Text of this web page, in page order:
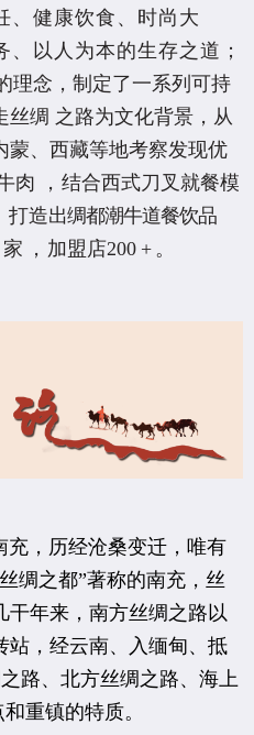
、健康饮食、时尚大
以人为本的生存之道；
理念，制定了一系列可持
丝绸 之路为文化背景，从
蒙、西藏等地考察发现优
肉 ， 结合西式刀叉就餐模
打造出绸都潮牛道餐饮品
家 ， 加盟店200 + 。
，历经沧桑变迁，唯有
绸之都”著称的南充，丝
干年来，南方丝绸之路以
站，经云南、入缅甸、抵
路、北方丝绸之路、海上
重镇的特质。